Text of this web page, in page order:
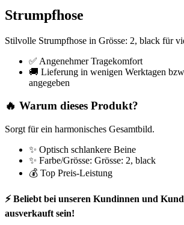
Strumpfhose
Stilvolle Strumpfhose in Grösse: 2, black für
✅ Angenehmer Tragekomfort
🚚 Lieferung in wenigen Werktagen
angegeben
🔥 Warum dieses Produkt?
Sorgt für ein harmonisches Gesamtbild.
✨ Optisch schlankere Beine
✨ Farbe/Grösse: Grösse: 2, black
💰 Top Preis-Leistung
⚡ Beliebt bei unseren Kundinnen und
ausverkauft sein!